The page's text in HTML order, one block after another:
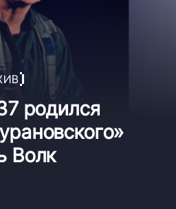
родился
Волк